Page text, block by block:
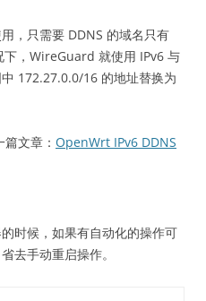
，只需要 DDNS 的域名只有
下，WireGuard 就使用 IPv6 与
172.27.0.0/16 的地址替换为
文章： OpenWrt IPv6 DDNS
时候，如果有自动化的操作可
去手动重启操作。